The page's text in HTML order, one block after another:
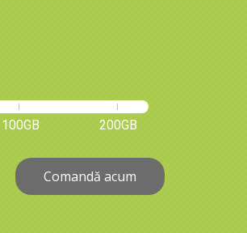
100GB 200GB
Comandă acum